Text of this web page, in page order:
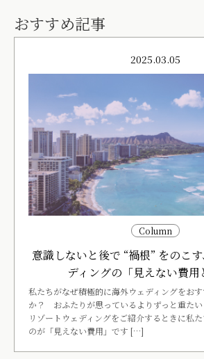
おすすめ記事
2025.03.05
Column
意識しないと後で “禍根” をのこ
ディングの「見えない費用
私たちがなぜ積極的に海外ウェディングをお
か？ おふたりが思っているよりずっと重たい
リゾートウェディングをご紹介するときに私
のが「見えない費用」です […]